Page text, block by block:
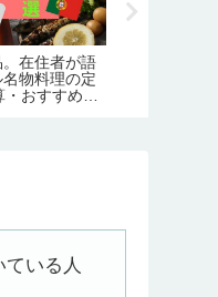
気？苦手な
(和食)10品
いる人